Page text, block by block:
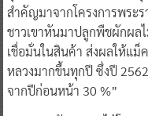
สำคัญมาจากโครงการพระร
ชาวเขาหันมาปลูกพืชผักผล
เชื่อมั่นในสินค้า ส่งผลให้แ
หลวงมากขึ้นทุกปี ซึ่งปี
จากปีก่อนหน้า 30 %”